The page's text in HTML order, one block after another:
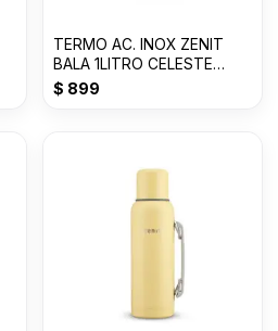
TERMO AC. INOX ZENIT
BALA 1LITRO CELESTE
PASTEL Z100XZC
$ 899